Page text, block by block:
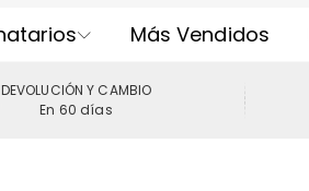
Más Vendidos
DEVOLUCIÓN Y CAMBIO
En 60 días